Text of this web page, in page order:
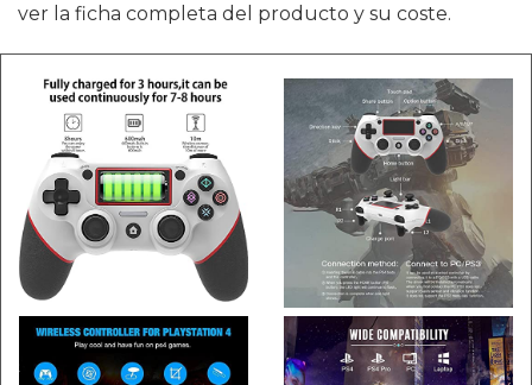
ver la ficha completa del producto y su coste.